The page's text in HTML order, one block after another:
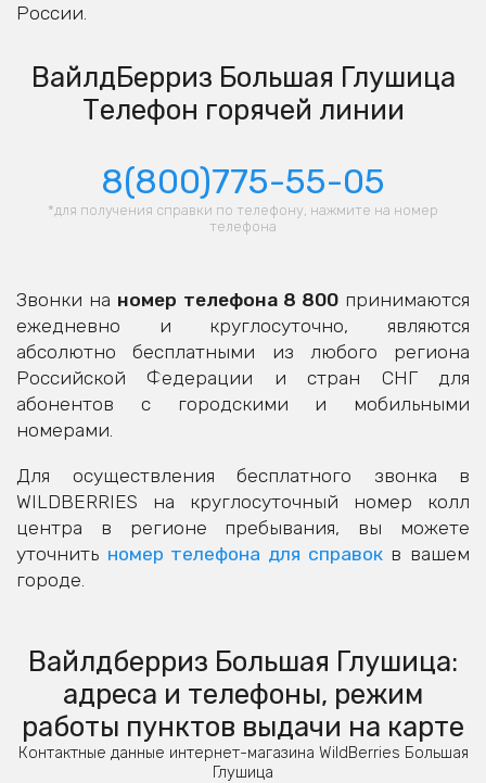
России.
ВайлдБерриз Большая Глушица
Телефон горячей линии
8(800)775-55-05
*для получения справки по телефону, нажмите на номер
телефона
Звонки на номер телефона 8 800принимаются
ежедневно и круглосуточно, являются
абсолютно бесплатными из любого региона
Российской Федерации и стран СНГ для
абонентов с городскими и мобильными
номерами.
Для осуществления бесплатного звонка в
WILDBERRIES на круглосуточный номер колл
центра в регионе пребывания, вы можете
уточнить номер телефона для справокв вашем
городе.
Вайлдберриз Большая Глушица:
адреса и телефоны, режим
работы пунктов выдачи на карте
Контактные данные интернет-магазина WildBerries Большая
Глушица